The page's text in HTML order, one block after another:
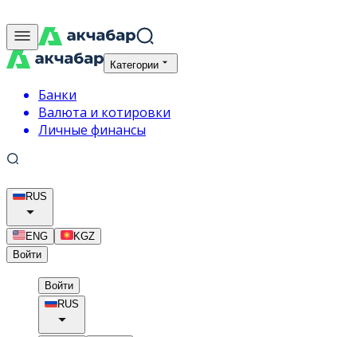
Категории
Банки
Валюта и котировки
Личные финансы
RUS
ENG
KGZ
Войти
Войти
RUS